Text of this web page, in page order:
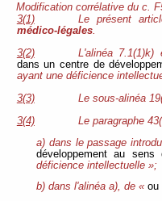
Modification corrélative du c.
3(1)
Le présent
médico-légales.
3(2)
L'alinéa
dans un centre de
ayant une déficience
3(3)
Le sous-alinéa
3(4)
Le paragraphe
a) dans le passage
développement au
déficience intellectuelle »;
b) dans l'alinéa a), de «ou